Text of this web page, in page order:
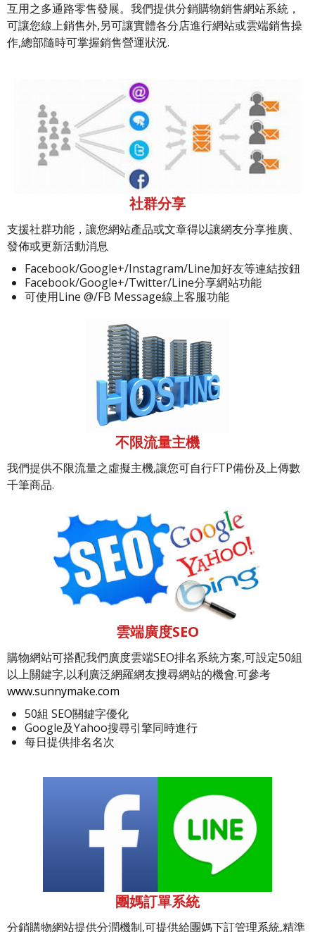
互用之多通路零售發展。我們提供分銷購物銷售網站系統，
可讓您線上銷售外,另可讓實體各分店進行網站或雲端銷售操
作,總部隨時可掌握銷售營運狀況.
社群分享
支援社群功能，讓您網站產品或文章得以讓網友分享推廣、
發佈或更新活動消息
Facebook/Google+/Instagram/Line加好友等連結按鈕
Facebook/Google+/Twitter/Line分享網站功能
可使用Line @/FB Message線上客服功能
不限流量主機
我們提供不限流量之虛擬主機,讓您可自行FTP備份及上傳數
千筆商品.
雲端廣度SEO
購物網站可搭配我們廣度雲端SEO排名系統方案,可設定50組
以上關鍵字,以利廣泛網羅網友搜尋網站的機會.可參考
www.sunnymake.com
50組 SEO關鍵字優化
Google及Yahoo搜尋引擎同時進行
每日提供排名名次
團媽訂單系統
分銷購物網站提供分潤機制,可提供給團媽下訂管理系統,精準